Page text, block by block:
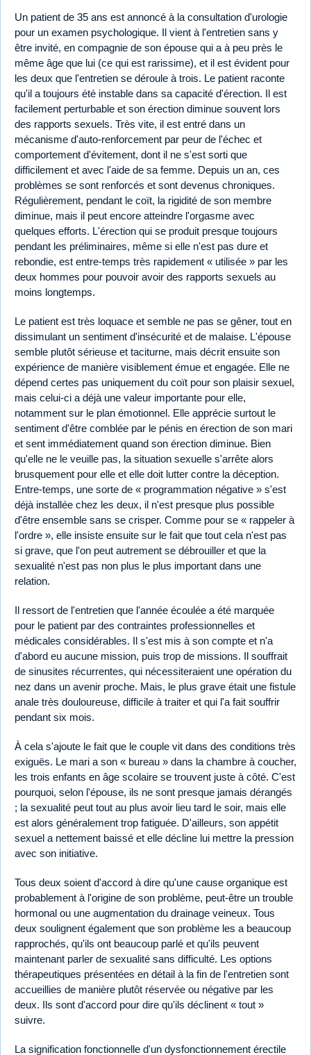
Un patient de 35 ans est annoncé à la consultation d'urologie
pour un examen psychologique. Il vient à l'entretien sans y
être invité, en compagnie de son épouse qui a à peu près le
même âge que lui (ce qui est rarissime), et il est évident pour
les deux que l'entretien se déroule à trois. Le patient raconte
qu'il a toujours été instable dans sa capacité d'érection. Il est
facilement perturbable et son érection diminue souvent lors
des rapports sexuels. Très vite, il est entré dans un
mécanisme d'auto-renforcement par peur de l'échec et
comportement d'évitement, dont il ne s'est sorti que
difficilement et avec l'aide de sa femme. Depuis un an, ces
problèmes se sont renforcés et sont devenus chroniques.
Régulièrement, pendant le coït, la rigidité de son membre
diminue, mais il peut encore atteindre l'orgasme avec
quelques efforts. L'érection qui se produit presque toujours
pendant les préliminaires, même si elle n'est pas dure et
rebondie, est entre-temps très rapidement « utilisée » par les
deux hommes pour pouvoir avoir des rapports sexuels au
moins longtemps.
Le patient est très loquace et semble ne pas se gêner, tout en
dissimulant un sentiment d'insécurité et de malaise. L'épouse
semble plutôt sérieuse et taciturne, mais décrit ensuite son
expérience de manière visiblement émue et engagée. Elle ne
dépend certes pas uniquement du coït pour son plaisir sexuel,
mais celui-ci a déjà une valeur importante pour elle,
notamment sur le plan émotionnel. Elle apprécie surtout le
sentiment d'être comblée par le pénis en érection de son mari
et sent immédiatement quand son érection diminue. Bien
qu'elle ne le veuille pas, la situation sexuelle s'arrête alors
brusquement pour elle et elle doit lutter contre la déception.
Entre-temps, une sorte de « programmation négative » s'est
déjà installée chez les deux, il n'est presque plus possible
d'être ensemble sans se crisper. Comme pour se « rappeler à
l'ordre », elle insiste ensuite sur le fait que tout cela n'est pas
si grave, que l'on peut autrement se débrouiller et que la
sexualité n'est pas non plus le plus important dans une
relation.
Il ressort de l'entretien que l'année écoulée a été marquée
pour le patient par des contraintes professionnelles et
médicales considérables. Il s'est mis à son compte et n'a
d'abord eu aucune mission, puis trop de missions. Il souffrait
de sinusites récurrentes, qui nécessiteraient une opération du
nez dans un avenir proche. Mais, le plus grave était une fistule
anale très douloureuse, difficile à traiter et qui l'a fait souffrir
pendant six mois.
À cela s'ajoute le fait que le couple vit dans des conditions très
exiguës. Le mari a son « bureau » dans la chambre à coucher,
les trois enfants en âge scolaire se trouvent juste à côté. C'est
pourquoi, selon l'épouse, ils ne sont presque jamais dérangés
; la sexualité peut tout au plus avoir lieu tard le soir, mais elle
est alors généralement trop fatiguée. D'ailleurs, son appétit
sexuel a nettement baissé et elle décline lui mettre la pression
avec son initiative.
Tous deux soient d'accord à dire qu'une cause organique est
probablement à l'origine de son problème, peut-être un trouble
hormonal ou une augmentation du drainage veineux. Tous
deux soulignent également que son problème les a beaucoup
rapprochés, qu'ils ont beaucoup parlé et qu'ils peuvent
maintenant parler de sexualité sans difficulté. Les options
thérapeutiques présentées en détail à la fin de l'entretien sont
accueillies de manière plutôt réservée ou négative par les
deux. Ils sont d'accord pour dire qu'ils déclinent « tout »
suivre.
La signification fonctionnelle d'un dysfonctionnement érectile